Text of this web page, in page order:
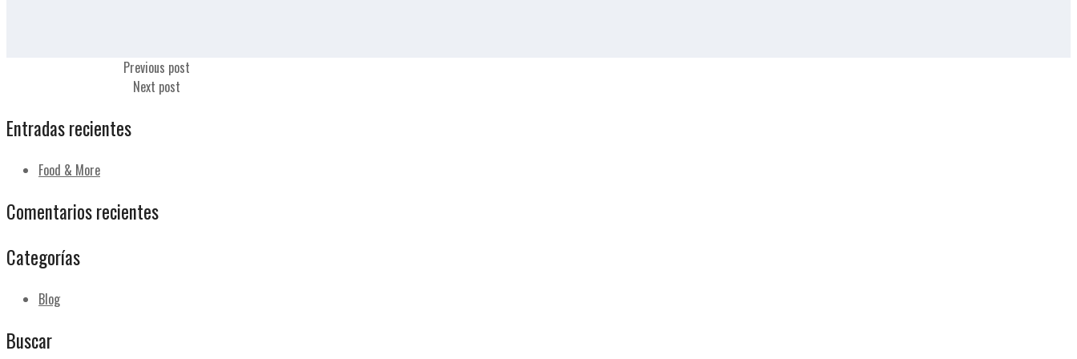
Previous post
Next post
Entradas recientes
Food & More
Comentarios recientes
Categorías
Blog
Buscar